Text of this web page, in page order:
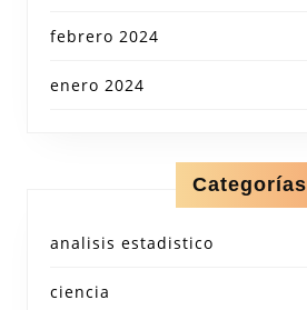
febrero 2024
enero 2024
Categorías
analisis estadistico
ciencia